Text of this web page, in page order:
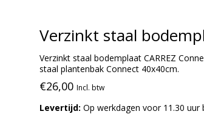
Verzinkt staal
Verzinkt staal bodemplaat CARREZ
staal plantenbak Connect 40x40cm.
€26,00 Incl. btw
Levertijd: Op werkdagen voor 11.30 uur